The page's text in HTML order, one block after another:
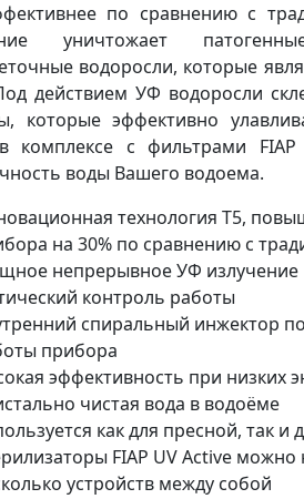
по сравнению с
уничтожает
водоросли, которые
действием УФ водоросли
которые эффективно
в комплексе с фильтрами FIAP
воды Вашего водоема.
технология Т5,
на 30% по сравнению с
непрерывное УФ излучение
контроль работы
спиральный инжектор
прибора
эффективность при низких
чистая вода в водоёме
как для пресной, так и
FIAP UV Active
устройств между собой